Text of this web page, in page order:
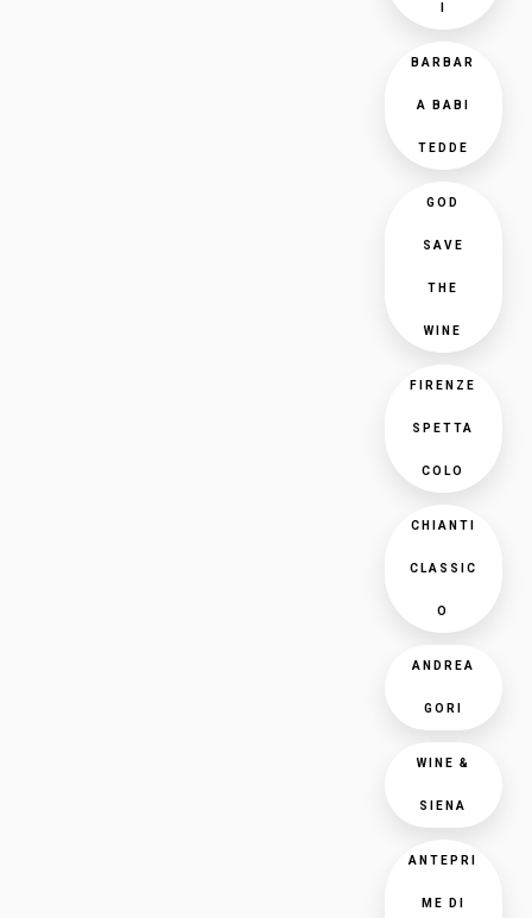
BARBAR
A BABI
TEDDE
GOD
SAVE
THE
WINE
FIRENZE
SPETTA
COLO
CHIANTI
CLASSIC
O
ANDREA
GORI
WINE &
SIENA
ANTEPRI
ME DI